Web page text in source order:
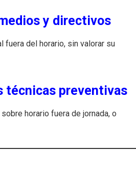
y directivos
fuera del horario, sin valorar su
técnicas preventivas
horario fuera de jornada, o